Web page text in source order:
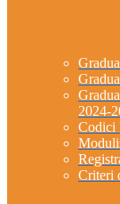
2024-
Codici
Criteri